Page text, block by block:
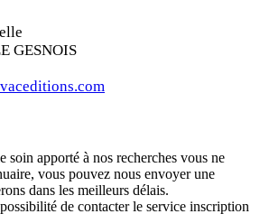
GESNOIS
soin apporté à nos recherches vous ne
vous pouvez nous envoyer une
dans les meilleurs délais.
de contacter le service inscription